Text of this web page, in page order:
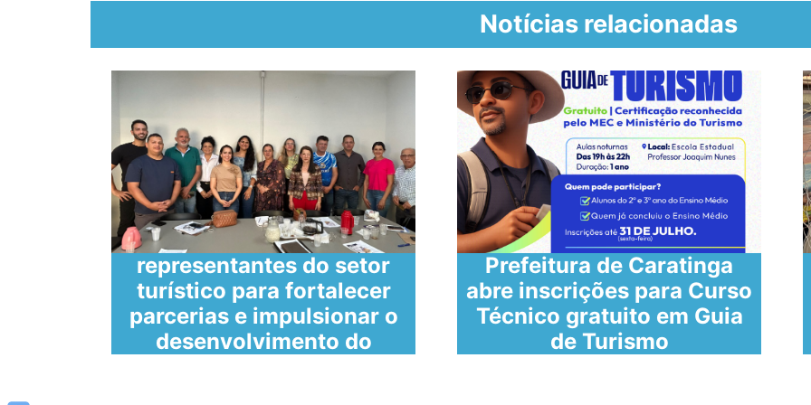
Notícias relacionadas
SECULT reúne
representantes do setor
turístico para fortalecer
parcerias e impulsionar o
desenvolvimento do
Prefeitura de Caratinga
abre inscrições para Curso
Técnico gratuito em Guia
de Turismo